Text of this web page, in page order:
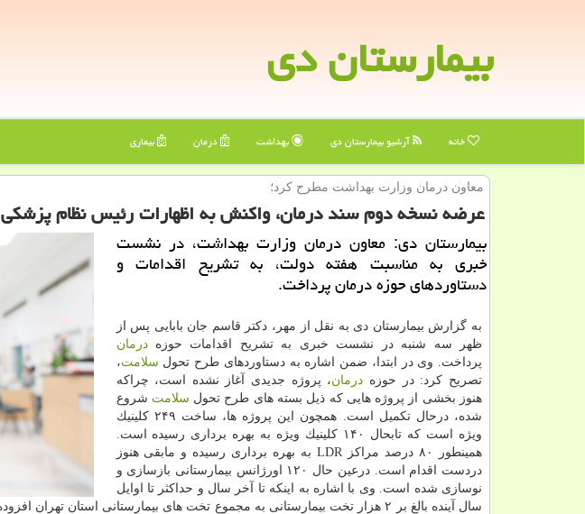
بیمارستان دی
خانه آرشیو بیمارستان دی بهداشت درمان بیماری
معاون درمان وزارت بهداشت مطرح كرد؛
عرضه نسخه دوم سند درمان، واكنش به اظهارات رئیس نظام پزشكی
بیمارستان دی: معاون درمان وزارت بهداشت، در نشست
خبری به مناسبت هفته دولت، به تشریح اقدامات و
دستاوردهای حوزه درمان پرداخت.
به گزارش بیمارستان دی به نقل از مهر، دكتر قاسم جان بابایی پس از
ظهر سه شنبه در نشست خبری به تشریح اقدامات حوزهدرمان
پرداخت. وی در ابتدا، ضمن اشاره به دستاوردهای طرح تحول سلامت،
تصریح كرد: در حوزه درمان، پروژه جدیدی آغاز نشده است، چراكه
هنوز بخشی از پروژه هایی كه ذیل بسته های طرح تحول سلامت شروع
شده، درحال تكمیل است. همچون این پروژه ها، ساخت ۲۴۹ كلینیك
ویژه است كه تابحال ۱۴۰ كلینیك ویژه به بهره برداری رسیده است.
همینطور ۸۰ درصد مراكز LDR به بهره برداری رسیده و مابقی هنوز
دردست اقدام است. درعین حال ۱۲۰ اورژانس بیمارستانی بازسازی و
نوسازی شده است. وی با اشاره به اینكه تا آخر سال و حداكثر تا اوایل